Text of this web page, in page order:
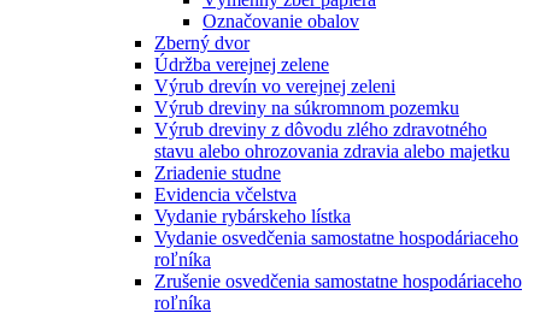
Označovanie obalov
Zberný dvor
Údržba verejnej zelene
Výrub drevín vo verejnej zeleni
Výrub dreviny na súkromnom pozemku
Výrub dreviny z dôvodu zlého zdravotného
stavu alebo ohrozovania zdravia alebo majetku
Zriadenie studne
Evidencia včelstva
Vydanie rybárskeho lístka
Vydanie osvedčenia samostatne hospodáriaceho
roľníka
Zrušenie osvedčenia samostatne hospodáriaceho
roľníka